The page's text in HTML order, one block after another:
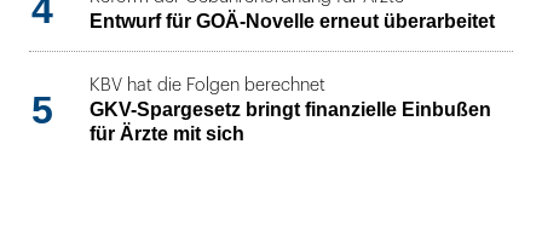
4 Entwurf für GOÄ-Novelle erneut überarbeitet
5
KBV hat die Folgen berechnet
GKV-Spargesetz bringt finanzielle Einbußen
für Ärzte mit sich